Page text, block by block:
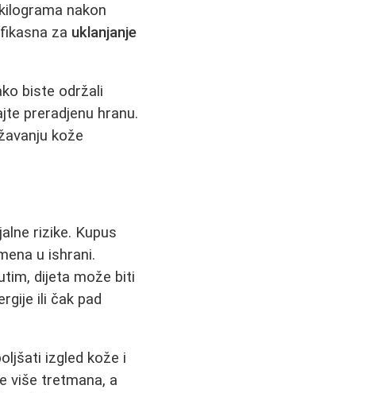
nakon
za uklanjanje
biste održali
preradjenu hranu.
kože
rizike. Kupus
u ishrani.
dijeta može biti
ili čak pad
izgled kože i
više tretmana, a